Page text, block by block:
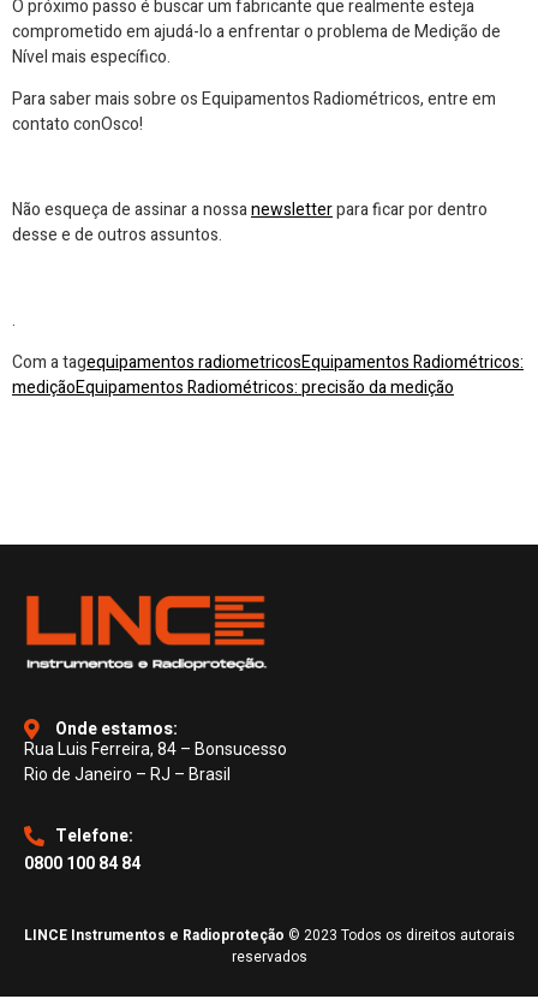
O próximo passo é buscar um fabricante que realmente esteja
comprometido em ajudá-lo a enfrentar o problema de Medição de
Nível mais específico.
Para saber mais sobre os Equipamentos Radiométricos, entre em
contato conOsco!
Não esqueça de assinar a nossanewsletterpara ficar por dentro
desse e de outros assuntos.
.
Com a tagequipamentos radiometricosEquipamentos Radiométricos:
mediçãoEquipamentos Radiométricos: precisão da medição
Onde estamos:
Rua Luis Ferreira, 84 – Bonsucesso
Rio de Janeiro – RJ – Brasil
Telefone:
0800 100 84 84
LINCE Instrumentos e Radioproteção © 2023 Todos os direitos autorais
reservados